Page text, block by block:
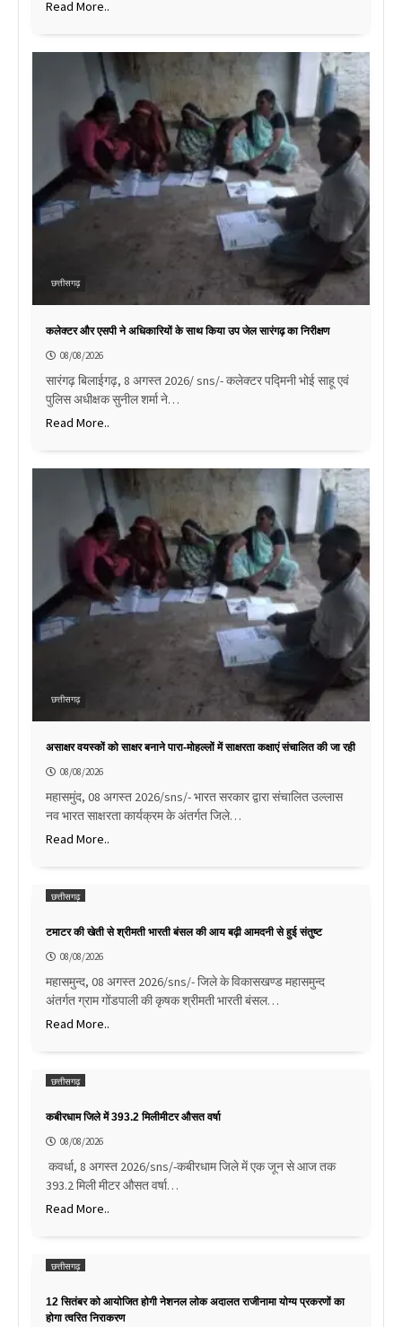
Read More..
छत्तीसगढ़
कलेक्टर और एसपी ने अधिकारियों के साथ किया उप जेल सारंगढ़ का निरीक्षण
08/08/2026
सारंगढ़ बिलाईगढ़, 8 अगस्त 2026/ sns/- कलेक्टर पद्मिनी भोई साहू एवं
पुलिस अधीक्षक सुनील शर्मा ने…
Read More..
छत्तीसगढ़
असाक्षर वयस्कों को साक्षर बनाने पारा-मोहल्लों में साक्षरता कक्षाएं संचालित की जा रही
08/08/2026
महासमुंद, 08 अगस्त 2026/sns/- भारत सरकार द्वारा संचालित उल्लास
नव भारत साक्षरता कार्यक्रम के अंतर्गत जिले…
Read More..
छत्तीसगढ़
टमाटर की खेती से श्रीमती भारती बंसल की आय बढ़ी आमदनी से हुई संतुष्ट
08/08/2026
महासमुन्द, 08 अगस्त 2026/sns/- जिले के विकासखण्ड महासमुन्द
अंतर्गत ग्राम गोंडपाली की कृषक श्रीमती भारती बंसल…
Read More..
छत्तीसगढ़
कबीरधाम जिले में 393.2 मिलीमीटर औसत वर्षा
08/08/2026
कवर्धा, 8 अगस्त 2026/sns/-कबीरधाम जिले में एक जून से आज तक
393.2 मिली मीटर औसत वर्षा…
Read More..
छत्तीसगढ़
12 सितंबर को आयोजित होगी नेशनल लोक अदालत राजीनामा योग्य प्रकरणों का
होगा त्वरित निराकरण